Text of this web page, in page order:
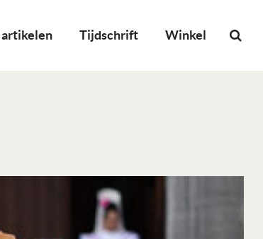
Tijdschrift Winkel